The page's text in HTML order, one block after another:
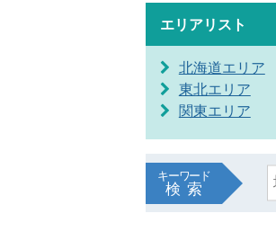
エリアリスト
北海道エリア
東北エリア
関東エリア
キーワード
検索